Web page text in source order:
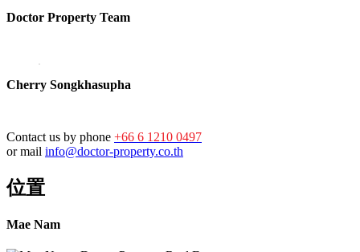
Doctor Property Team
Cherry Songkhasupha
Contact us by phone +66 6 1210 0497
or mail info@doctor-property.co.th
位置
Mae Nam